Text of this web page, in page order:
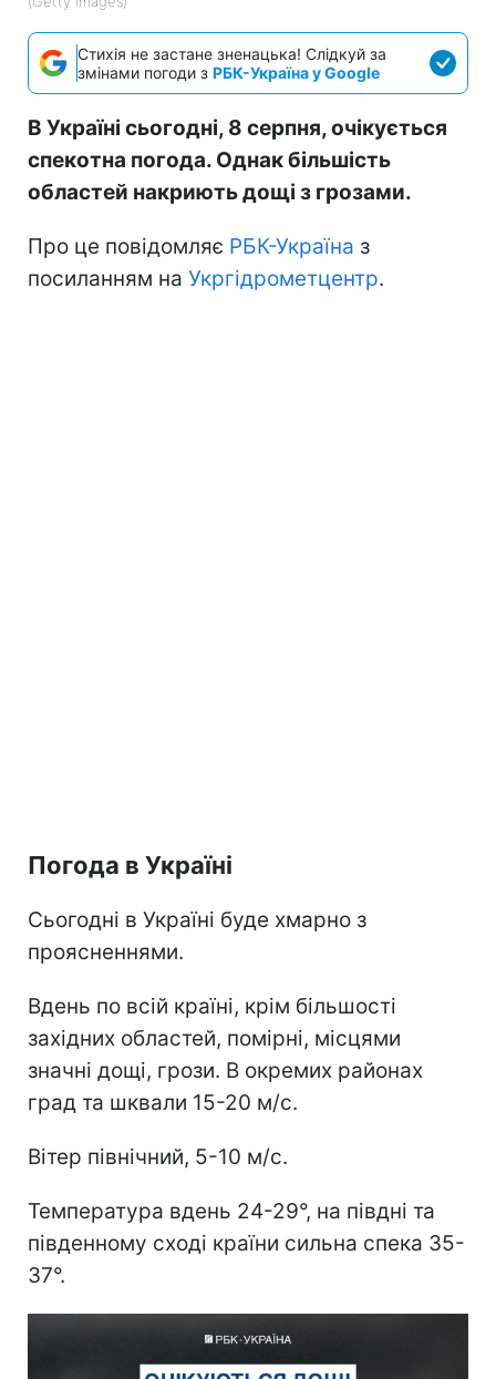
Стихія не застане зненацька! Слідкуй за
змінами погоди з РБК-Україна у Google
В Україні сьогодні, 8 серпня, очікується
спекотна погода. Однак більшість
областей накриють дощі з грозами.
Про це повідомляє РБК-Україна з
посиланням на Укргідрометцентр.
Погода в Україні
Сьогодні в Україні буде хмарно з
проясненнями.
Вдень по всій країні, крім більшості
західних областей, помірні, місцями
значні дощі, грози. В окремих районах
град та шквали 15-20 м/с.
Вітер північний, 5-10 м/с.
Температура вдень 24-29°, на півдні та
південному сході країни сильна спека 35-
37°.